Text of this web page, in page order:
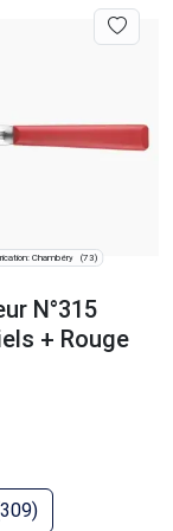
Chambéry (73)
N°315
+ Rouge